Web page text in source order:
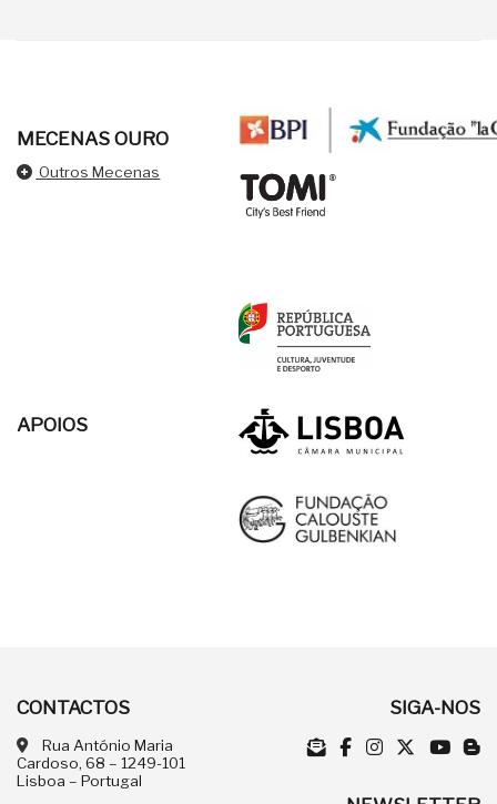
MECENAS OURO
Outros Mecenas
APOIOS
CONTACTOS
Rua António Maria
Cardoso, 68 – 1249-101
Lisboa – Portugal
SIGA-NOS